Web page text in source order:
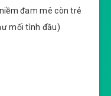
đam mê còn trẻ
mối tình đầu)